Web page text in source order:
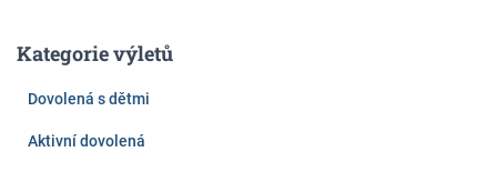
Kategorie výletů
Dovolená s dětmi
Aktivní dovolená